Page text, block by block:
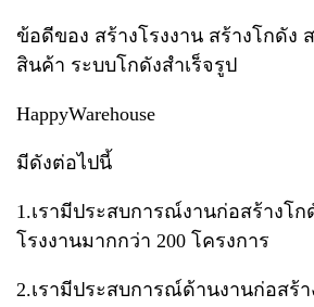
ข้อดีของ สร้างโรงงาน สร้างโกดัง
สินค้า ระบบโกดังสำเร็จรูป​
Happy​Warehouse
มีดังต่อไปนี้
1.เรามีประสบการณ์งานก่อสร้างโก
โรงงานมากกว่า​ 200​ โครงการ
2.เรามีประสบการณ์​ด้านงานก่อสร้า